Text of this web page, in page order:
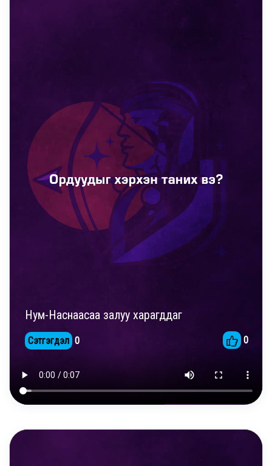
Нум-Наснаасаа залуу харагддаг
Сэтгэгдэл 0 0